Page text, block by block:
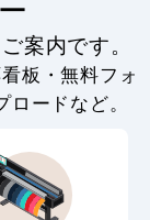
案内です。
板・無料フォ
ードなど。